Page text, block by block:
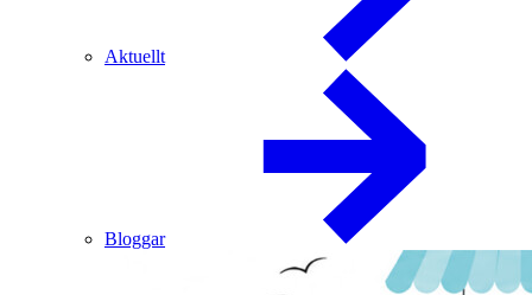
Aktuellt
Bloggar